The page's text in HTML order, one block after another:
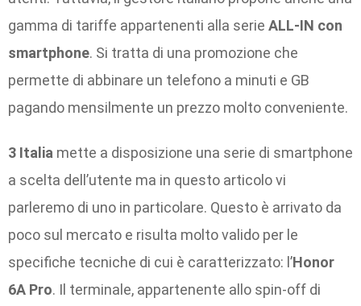
gamma di tariffe appartenenti alla serie ALL-IN con
smartphone. Si tratta di una promozione che
permette di abbinare un telefono a minuti e GB
pagando mensilmente un prezzo molto conveniente.
3 Italia mette a disposizione una serie di smartphone
a scelta dell’utente ma in questo articolo vi
parleremo di uno in particolare. Questo è arrivato da
poco sul mercato e risulta molto valido per le
specifiche tecniche di cui è caratterizzato: l’Honor
6A Pro. Il terminale, appartenente allo spin-off di